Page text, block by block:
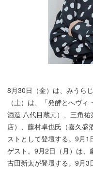
8月30日（金）は、みうら
（土）は、「発酵とへヴ
酒造 八代目蔵元）、三角
店）、藤村卓也氏（喜久盛
ストとして登壇する。9月
ゲスト。9月2日（月）は
古田新太が登壇する。9月3